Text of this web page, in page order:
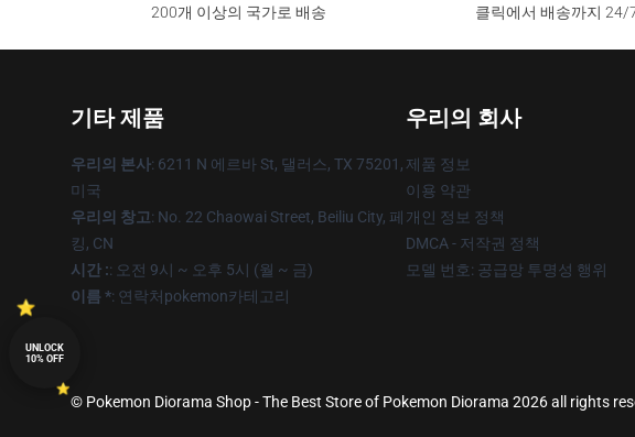
200개 이상의 국가로 배송
클릭에서 배송까지 24/
기타 제품
우리의 본사: 6211 N 에르바 St, 댈러스, TX 75201,
미국
우리의 창고: No. 22 Chaowai Street, Beiliu City, 페
킹, CN
시간 :: 오전 9시 ~ 오후 5시 (월 ~ 금)
이름 *: 연락처pokemon카테고리
우리의 회사
제품 정보
이용 약관
개인 정보 정책
DMCA - 저작권 정책
모델 번호: 공급망 투명성 행위
© Pokemon Diorama Shop - The Best Store of Pokemon Diorama 2026 all rights
UNLOCK
10% OFF